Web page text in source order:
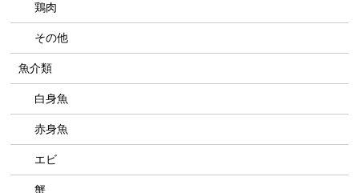
鶏肉
その他
魚介類
白身魚
赤身魚
エビ
蟹